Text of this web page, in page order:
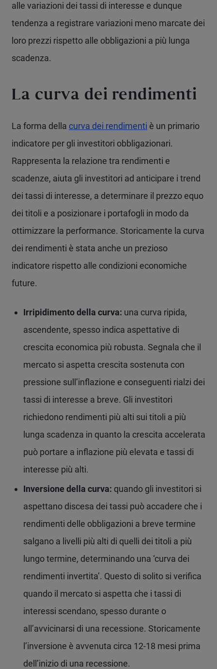
alle variazioni dei tassi di interesse e dunque
tendenza a registrare variazioni meno marcate dei
loro prezzi rispetto alle obbligazioni a più lunga
scadenza.
La curva dei rendimenti
La forma della curva dei rendimenti è un primario
indicatore per gli investitori obbligazionari.
Rappresenta la relazione tra rendimenti e
scadenze, aiuta gli investitori ad anticipare i trend
dei tassi di interesse, a determinare il prezzo equo
dei titoli e a posizionare i portafogli in modo da
ottimizzare la performance. Storicamente la curva
dei rendimenti è stata anche un prezioso
indicatore rispetto alle condizioni economiche
future.
Irripidimento della curva: una curva ripida,
ascendente, spesso indica aspettative di
crescita economica più robusta. Segnala che il
mercato si aspetta crescita sostenuta con
pressione sull’inflazione e conseguenti rialzi dei
tassi di interesse a breve. Gli investitori
richiedono rendimenti più alti sui titoli a più
lunga scadenza in quanto la crescita accelerata
può portare a inflazione più elevata e tassi di
interesse più alti.
Inversione della curva: quando gli investitori si
aspettano discesa dei tassi può accadere che i
rendimenti delle obbligazioni a breve termine
salgano a livelli più alti di quelli dei titoli a più
lungo termine, determinando una ‘curva dei
rendimenti invertita’. Questo di solito si verifica
quando il mercato si aspetta che i tassi di
interessi scendano, spesso durante o
all’avvicinarsi di una recessione. Storicamente
l’inversione è avvenuta circa 12-18 mesi prima
dell’inizio di una recessione.